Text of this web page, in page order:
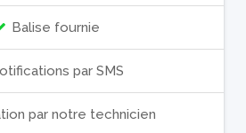
Balise fournie
par SMS
par notre technicien